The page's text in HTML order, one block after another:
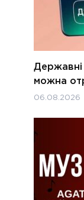
Державні
можна
06.08.2026